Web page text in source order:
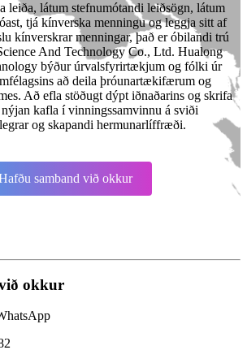
leiða, látum stefnumótandi leiðsögn, látum
tjá kínverska menningu og leggja sitt af
kínverskrar menningar, það er óbilandi trú
And Technology Co., Ltd. Hualong
býður úrvalsfyrirtækjum og fólki úr
að deila þróunartækifærum og
Að efla stöðugt dýpt iðnaðarins og skrifa
kafla í vinningssamvinnu á sviði
og skapandi hermunarlíffræði.
samband við okkur
okkur